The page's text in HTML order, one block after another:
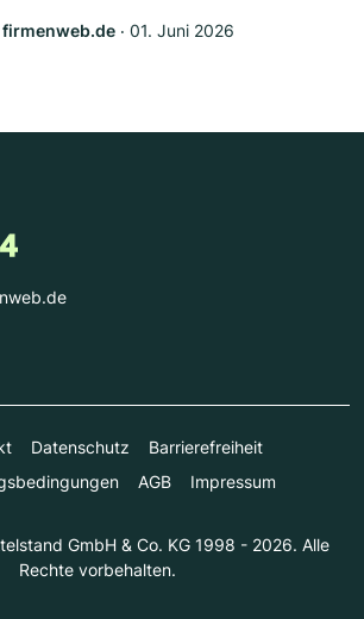
firmenweb.de ‧ 01. Juni 2026
Datenschutz
Barrierefreiheit
AGB Impressum
GmbH & Co. KG 1998 - 2026. Alle
Rechte vorbehalten.